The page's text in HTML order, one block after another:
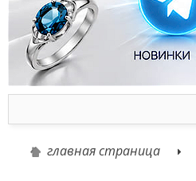
главная страница